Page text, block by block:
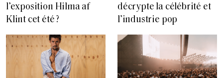
l’exposition Hilma af
Klint cet été ?
décrypte la célébrité et
l’industrie pop